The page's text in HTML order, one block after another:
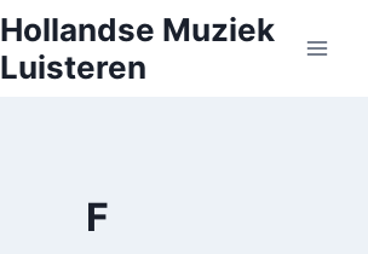
Hollandse Muziek
Luisteren
F